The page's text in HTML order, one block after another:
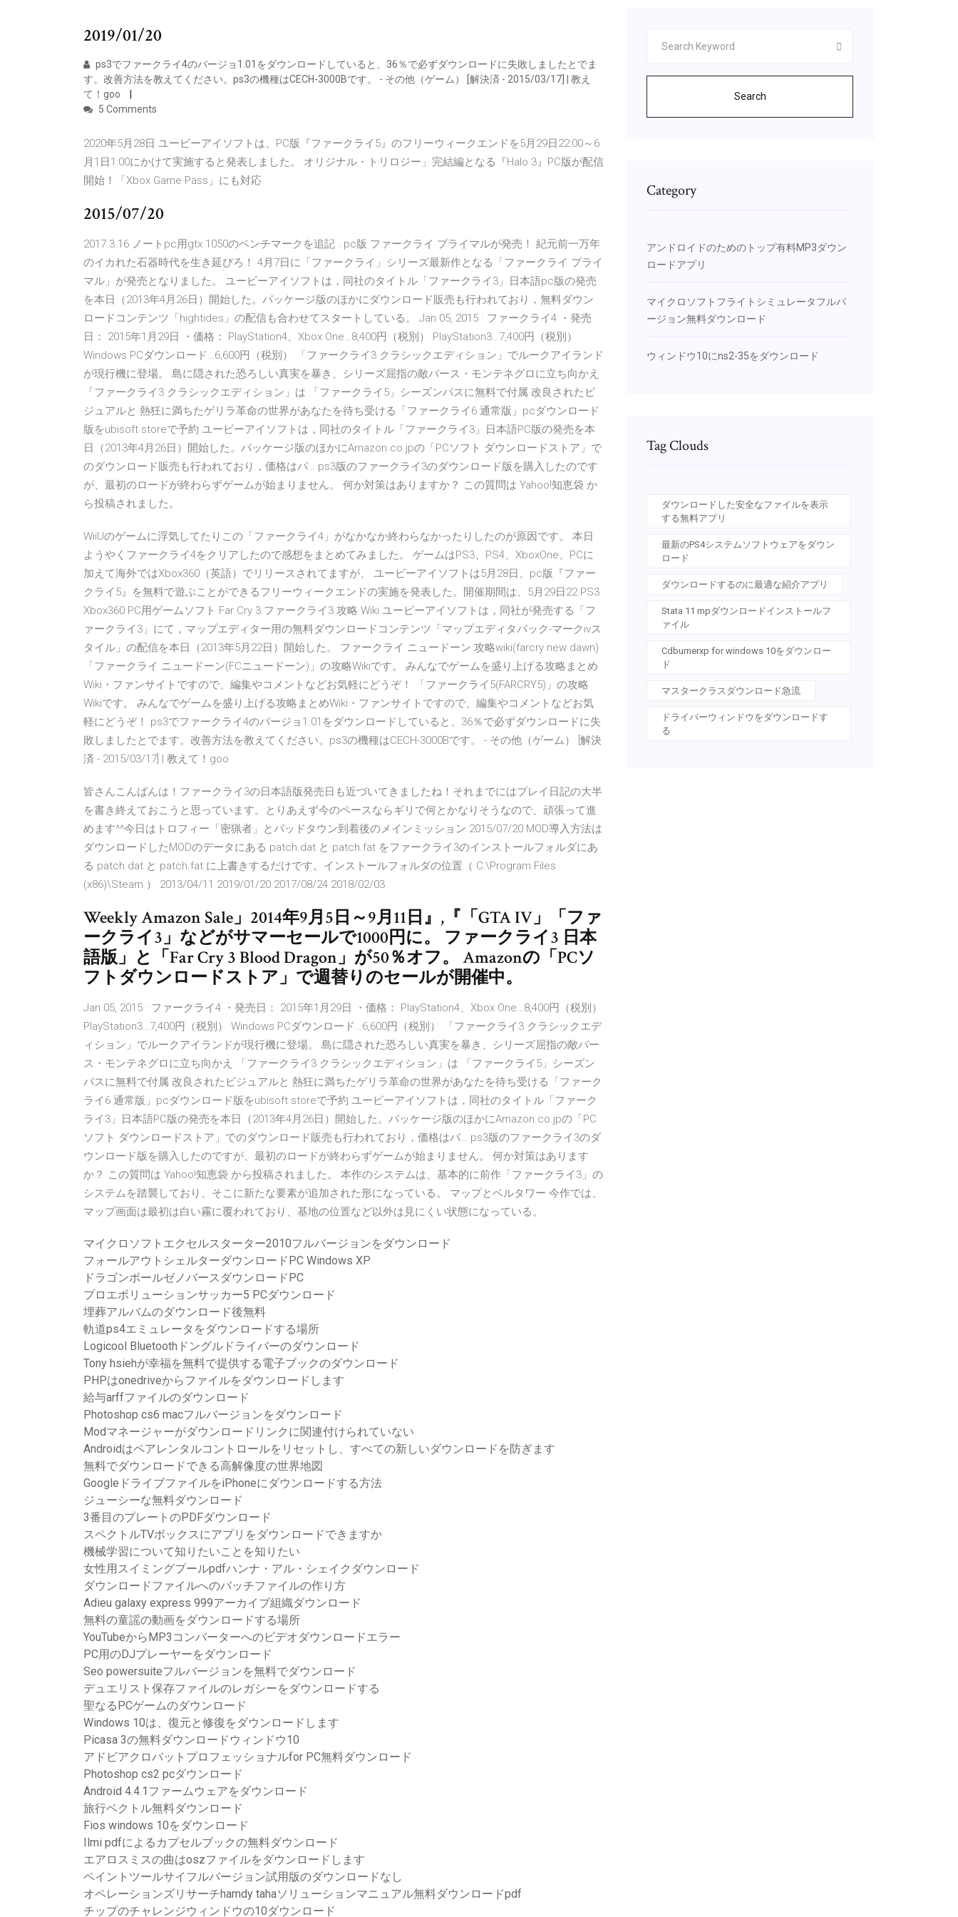
2019/01/20
ps3でファークライ4のバージョ1.01をダウンロードしていると、36％で必ずダウンロードに失敗しましたとでま
す。改善方法を教えてください。ps3の機種はCECH-3000Bです。 - その他（ゲーム） [解決済 - 2015/03/17] | 教え
て！goo
5 Comments
2020年5月28日 ユービーアイソフトは、PC版『ファークライ5』のフリーウィークエンドを5月29日22:00～6
月1日1:00にかけて実施すると発表しました。 オリジナル・トリロジー」完結編となる『Halo 3』PC版が配信
開始！「Xbox Game Pass」にも対応.
2015/07/20
2017.3.16 ノートpc用gtx 1050のベンチマークを追記 . pc版 ファークライ プライマルが発売！ 紀元前一万年
のイカれた石器時代を生き延びろ！ 4月7日に「ファークライ」シリーズ最新作となる「ファークライ プライ
マル」が発売となりました。 ユービーアイソフトは，同社のタイトル「ファークライ3」日本語pc版の発売
を本日（2013年4月26日）開始した。パッケージ版のほかにダウンロード販売も行われており，無料ダウン
ロードコンテンツ「hightides」の配信も合わせてスタートしている。 Jan 05, 2015 · ファークライ4 ・発売
日： 2015年1月29日 ・価格： PlayStation4、Xbox One…8,400円（税別） PlayStation3…7,400円（税別）
Windows PCダウンロード…6,600円（税別） 「ファークライ3 クラシックエディション」でルークアイランド
が現行機に登場。 島に隠された恐ろしい真実を暴き、シリーズ屈指の敵バース・モンテネグロに立ち向かえ
「ファークライ3 クラシックエディション」は 「ファークライ5」シーズンパスに無料で付属 改良されたビ
ジュアルと 熱狂に満ちたゲリラ革命の世界があなたを待ち受ける「ファークライ6 通常版」pcダウンロード
版をubisoft storeで予約 ユービーアイソフトは，同社のタイトル「ファークライ3」日本語PC版の発売を本
日（2013年4月26日）開始した。パッケージ版のほかにAmazon.co.jpの「PCソフト ダウンロードストア」で
のダウンロード販売も行われており，価格はパ… ps3版のファークライ3のダウンロード版を購入したのです
が、最初のロードが終わらずゲームが始まりません。 何か対策はありますか？ この質問は Yahoo!知恵袋 か
ら投稿されました。
WiiUのゲームに浮気してたりこの「ファークライ4」がなかなか終わらなかったりしたのが原因です。 本日
ようやくファークライ4をクリアしたので感想をまとめてみました。 ゲームはPS3、PS4、XboxOne、PCに
加えて海外ではXbox360（英語）でリリースされてますが、 ユービーアイソフトは5月28日、pc版『ファー
クライ5』を無料で遊ぶことができるフリーウィークエンドの実施を発表した。開催期間は、5月29日22 PS3
Xbox360 PC用ゲームソフト Far Cry 3 ファークライ3 攻略 Wiki ユービーアイソフトは，同社が発売する「フ
ァークライ3」にて，マップエディター用の無料ダウンロードコンテンツ「マップエディタパック-マークivス
タイル」の配信を本日（2013年5月22日）開始した。 ファークライ ニュードーン 攻略wiki(farcry new dawn)
「ファークライ ニュードーン(FCニュードーン)」の攻略Wikiです。 みんなでゲームを盛り上げる攻略まとめ
Wiki・ファンサイトですので、編集やコメントなどお気軽にどうぞ！ 「ファークライ5(FARCRY5)」の攻略
Wikiです。 みんなでゲームを盛り上げる攻略まとめWiki・ファンサイトですので、編集やコメントなどお気
軽にどうぞ！ ps3でファークライ4のバージョ1.01をダウンロードしていると、36％で必ずダウンロードに失
敗しましたとでます。改善方法を教えてください。ps3の機種はCECH-3000Bです。 - その他（ゲーム） [解決
済 - 2015/03/17] | 教えて！goo
皆さんこんばんは！ファークライ3の日本語版発売日も近づいてきましたね！それまでにはプレイ日記の大半
を書き終えておこうと思っています。とりあえず今のペースならギリで何とかなりそうなので、頑張って進
めます^^今日はトロフィー「密猟者」とバッドタウン到着後のメインミッション 2015/07/20 MOD導入方法は
ダウンロードしたMODのデータにある patch.dat と patch.fat をファークライ3のインストールフォルダにあ
る patch.dat と patch.fat に上書きするだけです。インストールフォルダの位置（ C:\Program Files
(x86)\Steam ） 2013/04/11 2019/01/20 2017/08/24 2018/02/03
Weekly Amazon Sale」2014年9月5日～9月11日』,『「GTA IV」「ファ
ークライ3」などがサマーセールで1000円に。 ファークライ3 日本
語版」と「Far Cry 3 Blood Dragon」が50％オフ。 Amazonの「PCソ
フトダウンロードストア」で週替りのセールが開催中。
Jan 05, 2015 · ファークライ4 ・発売日： 2015年1月29日 ・価格： PlayStation4、Xbox One…8,400円（税別）
PlayStation3…7,400円（税別） Windows PCダウンロード…6,600円（税別） 「ファークライ3 クラシックエデ
ィション」でルークアイランドが現行機に登場。 島に隠された恐ろしい真実を暴き、シリーズ屈指の敵バー
ス・モンテネグロに立ち向かえ 「ファークライ3 クラシックエディション」は 「ファークライ5」シーズン
パスに無料で付属 改良されたビジュアルと 熱狂に満ちたゲリラ革命の世界があなたを待ち受ける「ファーク
ライ6 通常版」pcダウンロード版をubisoft storeで予約 ユービーアイソフトは，同社のタイトル「ファーク
ライ3」日本語PC版の発売を本日（2013年4月26日）開始した。パッケージ版のほかにAmazon.co.jpの「PC
ソフト ダウンロードストア」でのダウンロード販売も行われており，価格はパ… ps3版のファークライ3のダ
ウンロード版を購入したのですが、最初のロードが終わらずゲームが始まりません。 何か対策はあります
か？ この質問は Yahoo!知恵袋 から投稿されました。 本作のシステムは、基本的に前作「ファークライ3」の
システムを踏襲しており、そこに新たな要素が追加された形になっている。 マップとベルタワー 今作では、
マップ画面は最初は白い霧に覆われており、基地の位置など以外は見にくい状態になっている。
マイクロソフトエクセルスターター2010フルバージョンをダウンロード
フォールアウトシェルターダウンロードPC Windows XP
ドラゴンボールゼノバースダウンロードPC
プロエボリューションサッカー5 PCダウンロード
埋葬アルバムのダウンロード後無料
軌道ps4エミュレータをダウンロードする場所
Logicool Bluetoothドングルドライバーのダウンロード
Tony hsiehが幸福を無料で提供する電子ブックのダウンロード
PHPはonedriveからファイルをダウンロードします
給与arffファイルのダウンロード
Photoshop cs6 macフルバージョンをダウンロード
Modマネージャーがダウンロードリンクに関連付けられていない
Androidはペアレンタルコントロールをリセットし、すべての新しいダウンロードを防ぎます
無料でダウンロードできる高解像度の世界地図
GoogleドライブファイルをiPhoneにダウンロードする方法
ジューシーな無料ダウンロード
3番目のプレートのPDFダウンロード
スペクトルTVボックスにアプリをダウンロードできますか
機械学習について知りたいことを知りたい
女性用スイミングプールpdfハンナ・アル・シェイクダウンロード
ダウンロードファイルへのバッチファイルの作り方
Adieu galaxy express 999アーカイブ組織ダウンロード
無料の童謡の動画をダウンロードする場所
YouTubeからMP3コンバーターへのビデオダウンロードエラー
PC用のDJプレーヤーをダウンロード
Seo powersuiteフルバージョンを無料でダウンロード
デュエリスト保存ファイルのレガシーをダウンロードする
聖なるPCゲームのダウンロード
Windows 10は、復元と修復をダウンロードします
Picasa 3の無料ダウンロードウィンドウ10
アドビアクロバットプロフェッショナルfor PC無料ダウンロード
Photoshop cs2 pcダウンロード
Android 4.4.1ファームウェアをダウンロード
旅行ベクトル無料ダウンロード
Fios windows 10をダウンロード
Ilmi pdfによるカプセルブックの無料ダウンロード
エアロスミスの曲はoszファイルをダウンロードします
ペイントツールサイフルバージョン試用版のダウンロードなし
オペレーションズリサーチhamdy tahaソリューションマニュアル無料ダウンロードpdf
チップのチャレンジウィンドウの10ダウンロード
Search
Category
アンドロイドのためのトップ有料MP3ダウン
ロードアプリ
マイクロソフトフライトシミュレータフルバ
ージョン無料ダウンロード
ウィンドウ10にns2-35をダウンロード
Tag Clouds
ダウンロードした安全なファイルを表示
する無料アプリ
最新のPS4システムソフトウェアをダウン
ロード
ダウンロードするのに最適な紹介アプリ
Stata 11 mpダウンロードインストールフ
ァイル
Cdburnerxp for windows 10をダウンロー
ド
マスタークラスダウンロード急流
ドライバーウィンドウをダウンロードす
る